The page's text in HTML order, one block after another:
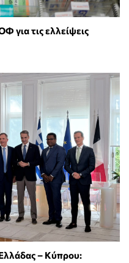
για τις ελλείψεις
– Κύπρου: